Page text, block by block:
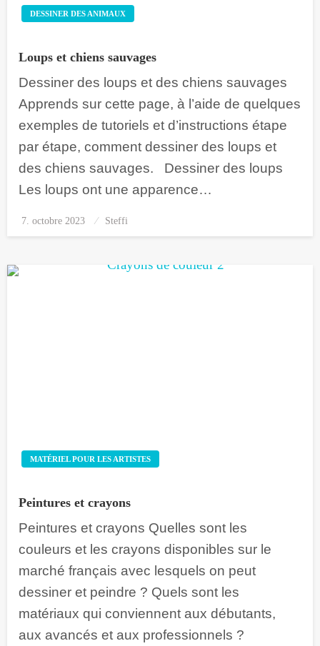
DESSINER DES ANIMAUX
Loups et chiens sauvages
Dessiner des loups et des chiens sauvages
Apprends sur cette page, à l’aide de quelques
exemples de tutoriels et d’instructions étape
par étape, comment dessiner des loups et
des chiens sauvages. Dessiner des loups
Les loups ont une apparence…
Posted
on
7. octobre 2023 Steffi
MATÉRIEL POUR LES ARTISTES
Peintures et crayons
Peintures et crayons Quelles sont les
couleurs et les crayons disponibles sur le
marché français avec lesquels on peut
dessiner et peindre ? Quels sont les
matériaux qui conviennent aux débutants,
aux avancés et aux professionnels ?